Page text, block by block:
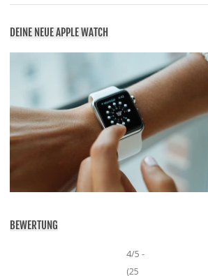
DEINE NEUE APPLE WATCH
BEWERTUNG
4/5 -
(25